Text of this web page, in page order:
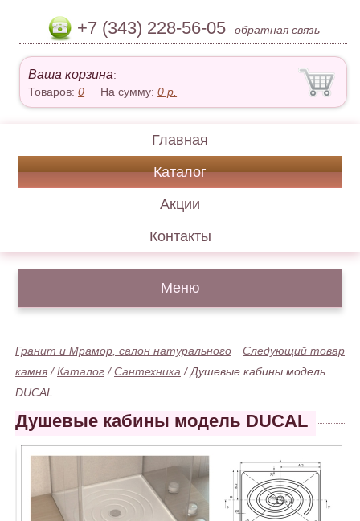
+7 (343) 228-56-05 обратная связь
Ваша корзина:
Товаров:0 На сумму:0 р.
Главная
Каталог
Акции
Контакты
Меню
Следующий товар
Гранит и Мрамор, салон натурального
камня /Каталог /Сантехника /Душевые кабины модель
DUCAL
Душевые кабины модель DUCAL